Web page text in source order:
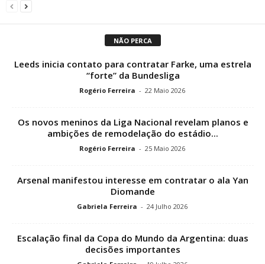
NÃO PERCA
Leeds inicia contato para contratar Farke, uma estrela
“forte” da Bundesliga
Rogério Ferreira - 22 Maio 2026
Os novos meninos da Liga Nacional revelam planos e
ambições de remodelação do estádio...
Rogério Ferreira - 25 Maio 2026
Arsenal manifestou interesse em contratar o ala Yan
Diomande
Gabriela Ferreira - 24 Julho 2026
Escalação final da Copa do Mundo da Argentina: duas
decisões importantes